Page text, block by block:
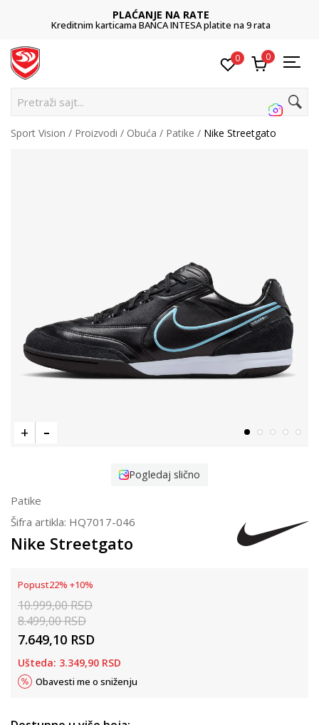
PLAĆANJE NA RATE
Kreditnim karticama BANCA INTESA platite na 9 rata
0 0
Pretraži sajt...
Sport Vision Proizvodi Obuća Patike Nike Streetgato
Pogledaj slično
Patike
Šifra artikla: HQ7017-046
Nike Streetgato
Popust22% +10%
10.999,00RSD
8.499,00RSD
7.649,10 RSD
Ušteda: 3.349,90 RSD
Obavesti me o sniženju